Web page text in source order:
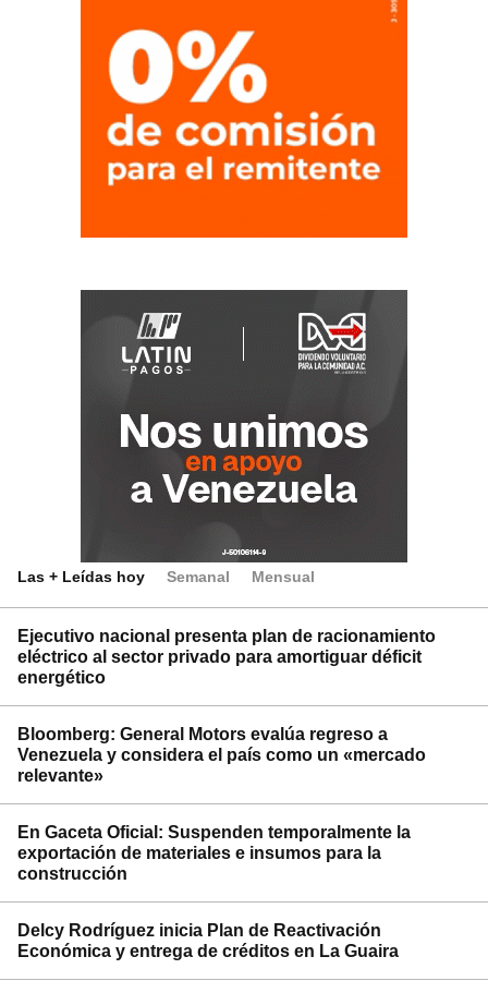
Las + Leídas hoy Semanal Mensual
Ejecutivo nacional presenta plan de racionamiento
eléctrico al sector privado para amortiguar déficit
energético
Bloomberg: General Motors evalúa regreso a
Venezuela y considera el país como un «mercado
relevante»
En Gaceta Oficial: Suspenden temporalmente la
exportación de materiales e insumos para la
construcción
Delcy Rodríguez inicia Plan de Reactivación
Económica y entrega de créditos en La Guaira